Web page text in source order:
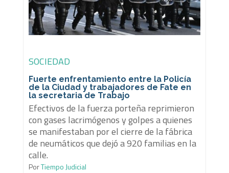
SOCIEDAD
Fuerte enfrentamiento entre la Policía
de la Ciudad y trabajadores de Fate en
la secretaria de Trabajo
Efectivos de la fuerza porteña reprimieron
con gases lacrimógenos y golpes a quienes
se manifestaban por el cierre de la fábrica
de neumáticos que dejó a 920 familias en la
calle.
PorTiempo Judicial